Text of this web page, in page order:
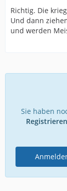
Richtig. Die
Und dann
und werden
Sie haben